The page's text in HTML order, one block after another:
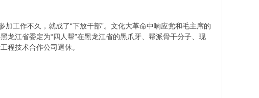
工作不久，就成了“下放干部”。文化大革命中响应党和毛主席的
龙江省委定为“四人帮”在黑龙江省的黑爪牙、帮派骨干分子、现
程技术合作公司退休。